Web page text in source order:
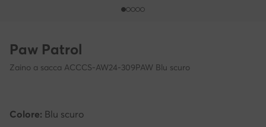
Paw Patrol
Zaino a sacca ACCCS-AW24-309PAW Blu scuro
Colore: Blu scuro